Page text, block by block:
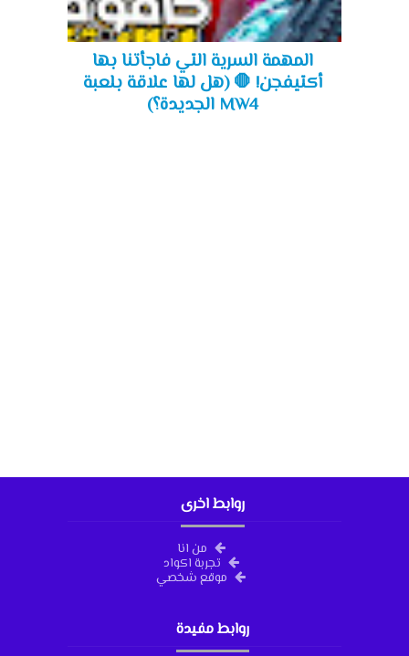
المهمة السرية التي فاجأتنا بها
أكتيفجن! 🛑 (هل لها علاقة بلعبة
MW4 الجديدة؟)
روابط اخرى
من انا
تجربة اكواد
موقع شخصي
روابط مفيدة